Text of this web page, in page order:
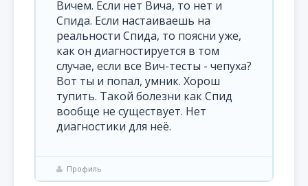
Вичем. Если нет Вича, то нет и
Спида. Если настаиваешь на
реальности Спида, то поясни уже,
как он диагностируется в том
случае, если все Вич-тесты - чепуха?
Вот ты и попал, умник. Хорош
тупить. Такой болезни как Спид
вообще не существует. Нет
диагностики для неё.
Профиль